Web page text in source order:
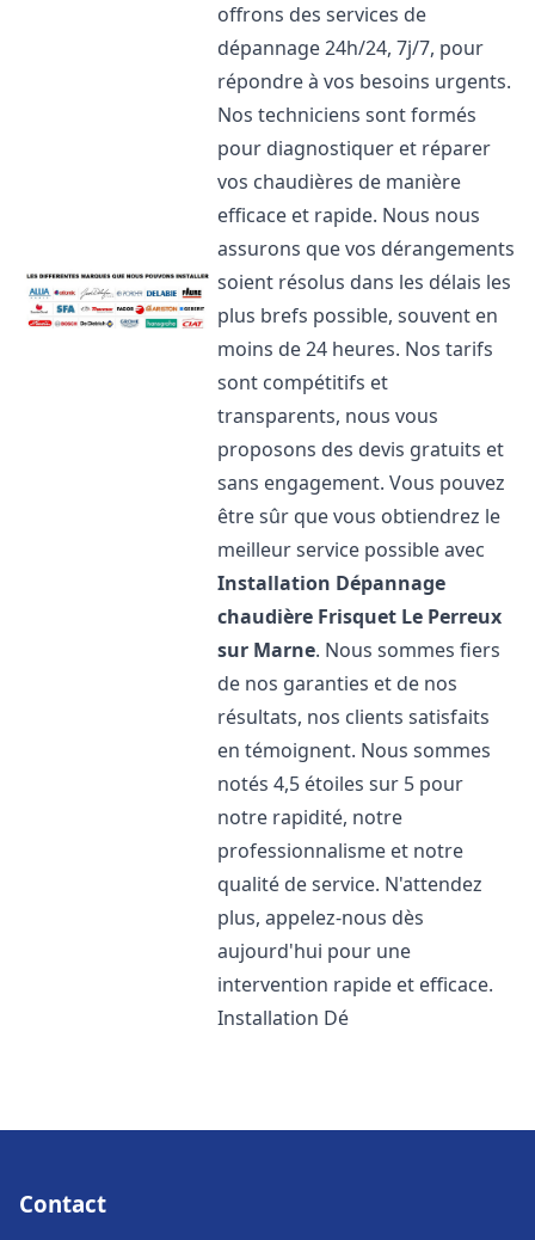
offrons des services de
dépannage 24h/24, 7j/7, pour
répondre à vos besoins urgents.
Nos techniciens sont formés
pour diagnostiquer et réparer
vos chaudières de manière
efficace et rapide. Nous nous
assurons que vos dérangements
soient résolus dans les délais les
plus brefs possible, souvent en
moins de 24 heures. Nos tarifs
sont compétitifs et
transparents, nous vous
proposons des devis gratuits et
sans engagement. Vous pouvez
être sûr que vous obtiendrez le
meilleur service possible avec
Installation Dépannage
chaudière Frisquet Le Perreux
sur Marne. Nous sommes fiers
de nos garanties et de nos
résultats, nos clients satisfaits
en témoignent. Nous sommes
notés 4,5 étoiles sur 5 pour
notre rapidité, notre
professionnalisme et notre
qualité de service. N'attendez
plus, appelez-nous dès
aujourd'hui pour une
intervention rapide et efficace.
Installation Dé
Contact